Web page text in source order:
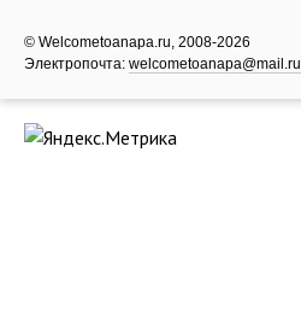
© Welcometoanapa.ru, 2008-2026
Электропочта: welcometoanapa@mail.ru